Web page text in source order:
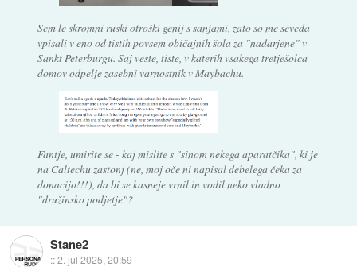
Sem le skromni ruski otroški genij s sanjami, zato so me seveda
vpisali v eno od tistih povsem običajnih šola za "nadarjene" v
Sankt Peterburgu. Saj veste, tiste, v katerih vsakega tretješolca
domov odpelje zasebni varnostnik v Maybachu.
Fantje, umirite se - kaj mislite s "sinom nekega aparatčika", ki je
na Caltechu zastonj (ne, moj oče ni napisal debelega čeka za
donacijo!!!), da bi se kasneje vrnil in vodil neko vladno
"družinsko podjetje"?
Stane2
::2. jul 2025, 20:59